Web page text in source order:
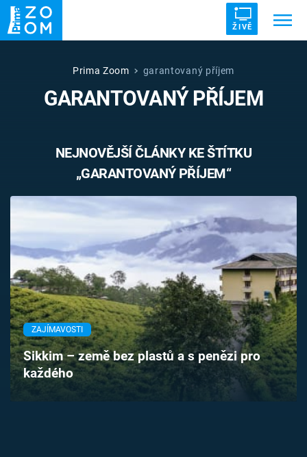
ŽIVĚ
ZRÁDCI UFO DRUHÁ SVĚTOVÁ VÁLKA
ZÁHADY VETŘELCI DÁVNOVĚKU
Pořady
TV Program
Časopis
Sledujte prima+
Prima Zoom garantovaný příjem
GARANTOVANÝ PŘÍJEM
NEJNOVĚJŠÍ ČLÁNKY KE ŠTÍTKU
„GARANTOVANÝ PŘÍJEM“
ZAJÍMAVOSTI
Sikkim – země bez plastů a s penězi pro
každého